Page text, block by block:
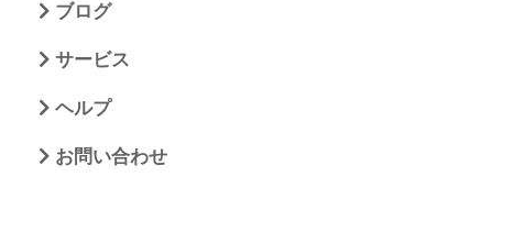
ブログ
サービス
ヘルプ
お問い合わせ